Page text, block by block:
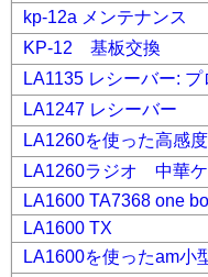
kp-12a メンテナンス
KP-12 基板交換
LA1135 レシーバー:
LA1247 レシーバー
LA1260を使った高感
LA1260ラジオ 中華ケ
LA1600 TA7368 one
LA1600 TX
LA1600を使ったam小